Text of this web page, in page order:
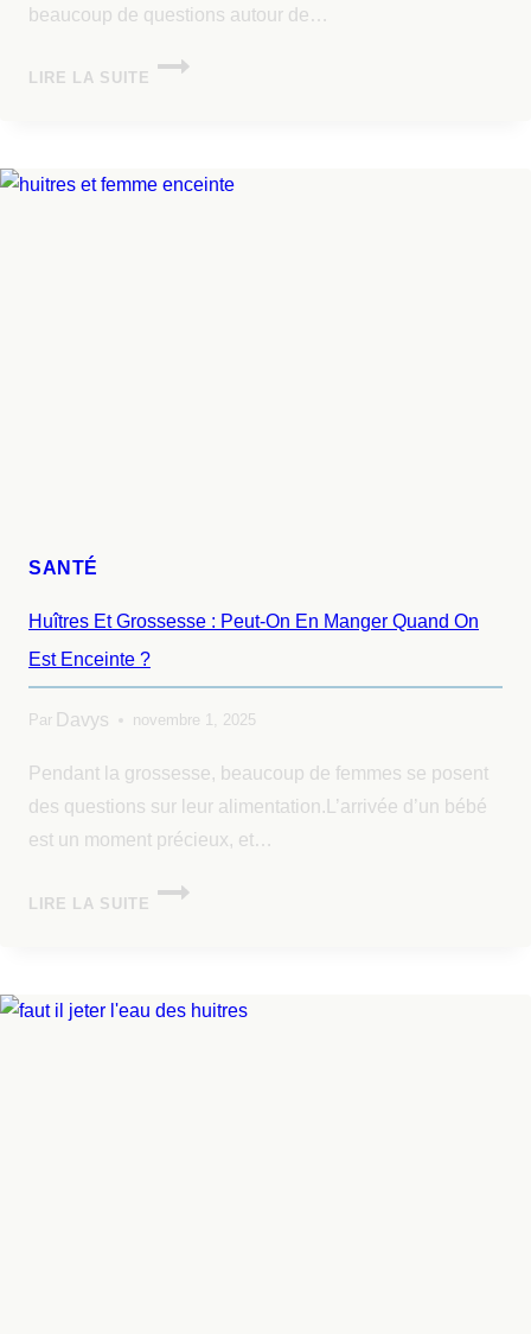
beaucoup de questions autour de…
LIRE LA SUITE
SANTÉ
Huîtres Et Grossesse : Peut-On En Manger Quand On
Est Enceinte ?
Par Davys novembre 1, 2025
Pendant la grossesse, beaucoup de femmes se posent
des questions sur leur alimentation.L’arrivée d’un bébé
est un moment précieux, et…
LIRE LA SUITE